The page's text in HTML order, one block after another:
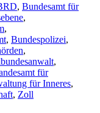
, Bundesamt für
,
,
, Bundespolizei,
,
,
für
für Inneres,
, Zoll